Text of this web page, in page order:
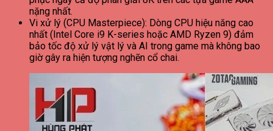
nặng nhất.
Vi xử lý (CPU Masterpiece): Dòng CPU hiệu năng cao
nhất (Intel Core i9 K-series hoặc AMD Ryzen 9) đảm
bảo tốc độ xử lý vật lý và AI trong game mà không bao
giờ gây ra hiện tượng nghẽn cổ chai.